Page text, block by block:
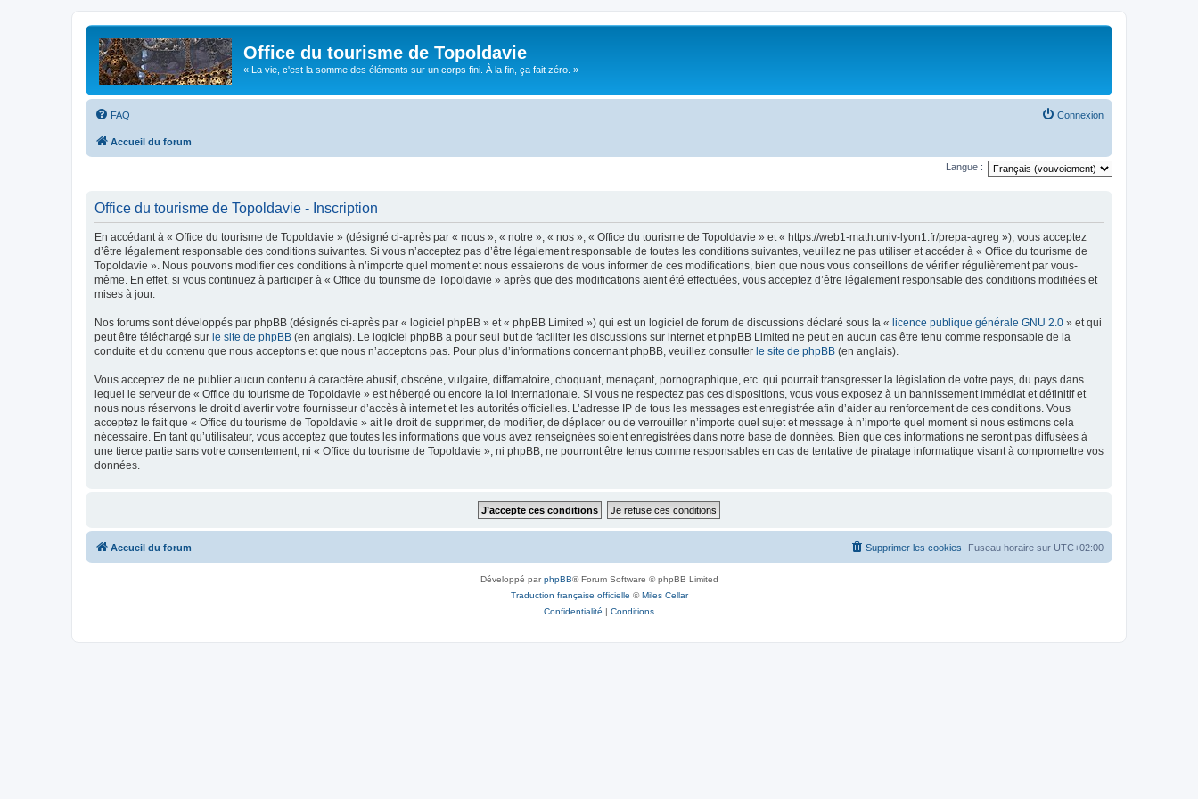
Office du tourisme de Topoldavie
« La vie, c'est la somme des éléments sur un corps fini. À la fin, ça fait zéro. »
FAQ Connexion
Accueil du forum
Langue :
Office du tourisme de Topoldavie - Inscription
En accédant à « Office du tourisme de Topoldavie » (désigné ci-après par « nous », « notre », « nos », « Office du tourisme de Topoldavie » et « https://web1-math.univ-lyon1.fr/prepa-agreg »), vous acceptez
d’être légalement responsable des conditions suivantes. Si vous n’acceptez pas d’être légalement responsable de toutes les conditions suivantes, veuillez ne pas utiliser et accéder à « Office du tourisme de
Topoldavie ». Nous pouvons modifier ces conditions à n’importe quel moment et nous essaierons de vous informer de ces modifications, bien que nous vous conseillons de vérifier régulièrement par vous-
même. En effet, si vous continuez à participer à « Office du tourisme de Topoldavie » après que des modifications aient été effectuées, vous acceptez d’être légalement responsable des conditions modifiées et
mises à jour.
Nos forums sont développés par phpBB (désignés ci-après par « logiciel phpBB » et « phpBB Limited ») qui est un logiciel de forum de discussions déclaré sous la « licence publique générale GNU 2.0 » et qui
peut être téléchargé sur le site de phpBB (en anglais). Le logiciel phpBB a pour seul but de faciliter les discussions sur internet et phpBB Limited ne peut en aucun cas être tenu comme responsable de la
conduite et du contenu que nous acceptons et que nous n’acceptons pas. Pour plus d’informations concernant phpBB, veuillez consulter le site de phpBB (en anglais).
Vous acceptez de ne publier aucun contenu à caractère abusif, obscène, vulgaire, diffamatoire, choquant, menaçant, pornographique, etc. qui pourrait transgresser la législation de votre pays, du pays dans
lequel le serveur de « Office du tourisme de Topoldavie » est hébergé ou encore la loi internationale. Si vous ne respectez pas ces dispositions, vous vous exposez à un bannissement immédiat et définitif et
nous nous réservons le droit d’avertir votre fournisseur d’accès à internet et les autorités officielles. L’adresse IP de tous les messages est enregistrée afin d’aider au renforcement de ces conditions. Vous
acceptez le fait que « Office du tourisme de Topoldavie » ait le droit de supprimer, de modifier, de déplacer ou de verrouiller n’importe quel sujet et message à n’importe quel moment si nous estimons cela
nécessaire. En tant qu’utilisateur, vous acceptez que toutes les informations que vous avez renseignées soient enregistrées dans notre base de données. Bien que ces informations ne seront pas diffusées à
une tierce partie sans votre consentement, ni « Office du tourisme de Topoldavie », ni phpBB, ne pourront être tenus comme responsables en cas de tentative de piratage informatique visant à compromettre vos
données.
Accueil du forum Fuseau horaire sur UTC+02:00
Supprimer les cookies
Développé parphpBB® Forum Software © phpBB Limited
Traduction française officielle ©Miles Cellar
Confidentialité | Conditions